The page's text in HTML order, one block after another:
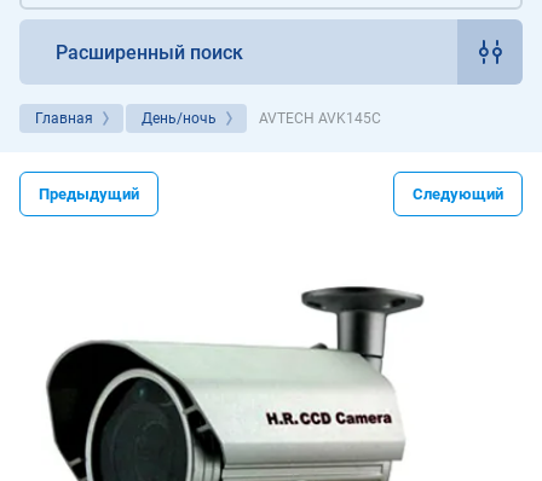
Расширенный поиск
Главная День/ночь AVTECH AVK145C
Предыдущий Следующий